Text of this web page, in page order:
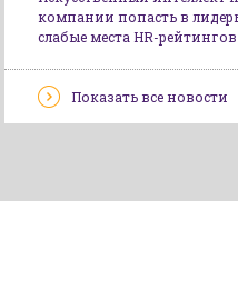
компании попасть в
слабые места HR-рейтингов
Показать все новости